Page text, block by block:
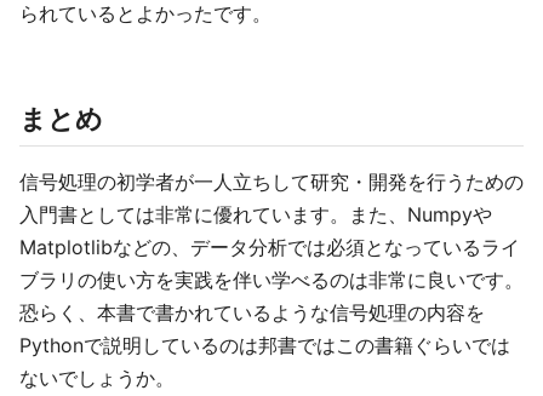
られているとよかったです。
まとめ
信号処理の初学者が一人立ちして研究・開発を行うための
入門書としては非常に優れています。また、Numpyや
Matplotlibなどの、データ分析では必須となっているライ
ブラリの使い方を実践を伴い学べるのは非常に良いです。
恐らく、本書で書かれているような信号処理の内容を
Pythonで説明しているのは邦書ではこの書籍ぐらいでは
ないでしょうか。